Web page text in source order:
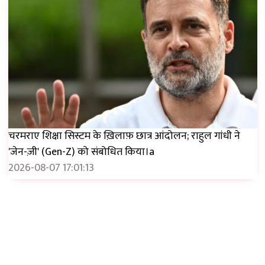
चरमराए शिक्षा सिस्टम के ख़िलाफ़ छात्र आंदोलन; राहुल गांधी ने
'जेन-ज़ी' (Gen-Z) को संबोधित किया।a
2026-08-07 17:01:13